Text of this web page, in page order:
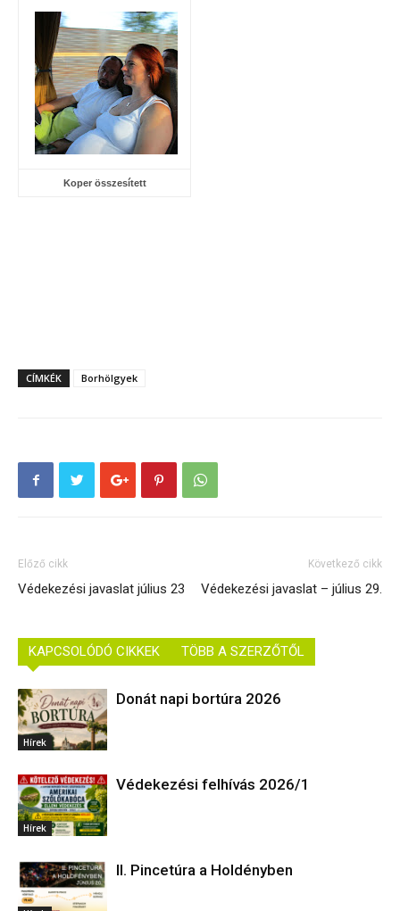
Koper összesített
CÍMKÉK Borhölgyek
Előző cikk
Védekezési javaslat július 23
Következő cikk
Védekezési javaslat – július 29.
KAPCSOLÓDÓ CIKKEK TÖBB A SZERZŐTŐL
Hírek
Donát napi bortúra 2026
Hírek
Védekezési felhívás 2026/1
II. Pincetúra a Holdényben